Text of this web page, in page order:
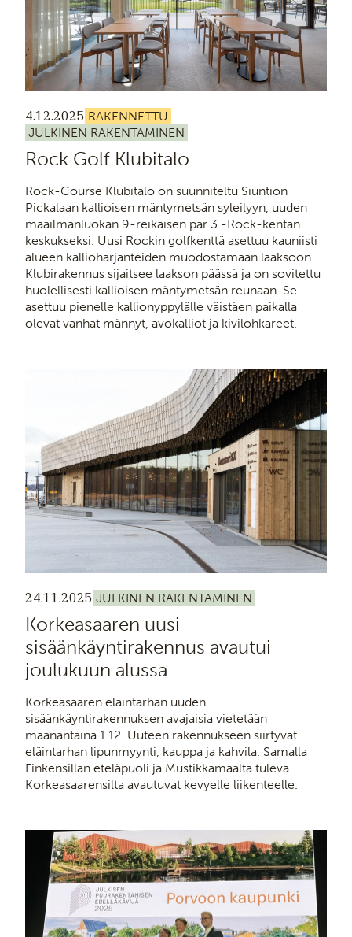
4.12.2025 RAKENNETTU
JULKINEN RAKENTAMINEN
Rock Golf Klubitalo
Rock-Course Klubitalo on suunniteltu Siuntion
Pickalaan kallioisen mäntymetsän syleilyyn, uuden
maailmanluokan 9-reikäisen par 3 -Rock-kentän
keskukseksi. Uusi Rockin golfkenttä asettuu kauniisti
alueen kallioharjanteiden muodostamaan laaksoon.
Klubirakennus sijaitsee laakson päässä ja on sovitettu
huolellisesti kallioisen mäntymetsän reunaan. Se
asettuu pienelle kallionyppylälle väistäen paikalla
olevat vanhat männyt, avokalliot ja kivilohkareet.
24.11.2025 JULKINEN RAKENTAMINEN
Korkeasaaren uusi
sisäänkäyntirakennus avautui
joulukuun alussa
Korkeasaaren eläintarhan uuden
sisäänkäyntirakennuksen avajaisia vietetään
maanantaina 1.12. Uuteen rakennukseen siirtyvät
eläintarhan lipunmyynti, kauppa ja kahvila. Samalla
Finkensillan eteläpuoli ja Mustikkamaalta tuleva
Korkeasaarensilta avautuvat kevyelle liikenteelle.